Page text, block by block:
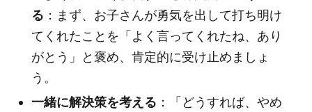
る ：まず、お子さんが勇気を出して打ち明け
てくれたことを「よく言ってくれたね、あり
がとう」と褒め、肯定的に受け止めましょ
う。
一緒に解決策を考える ：「どうすれば、やめ